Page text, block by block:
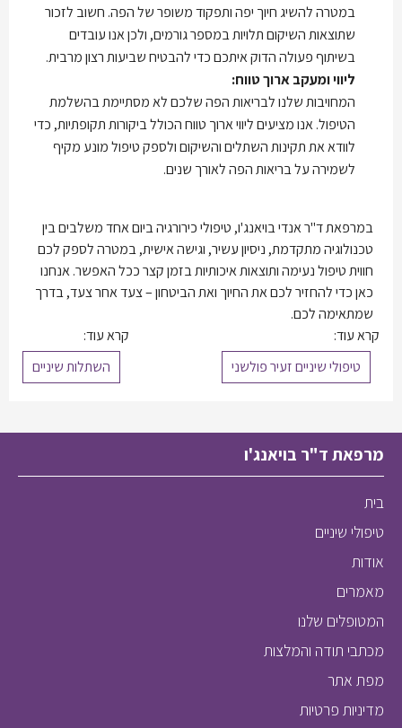
במטרה להשיג חיוך יפה ותפקוד משופר של הפה. חשוב לזכור
שתוצאות השיקום תלויות במספר גורמים, ולכן אנו עובדים
בשיתוף פעולה הדוק איתכם כדי להבטיח שביעות רצון מרבית.
ליווי ומעקב ארוך טווח:
המחויבות שלנו לבריאות הפה שלכם לא מסתיימת בהשלמת
הטיפול. אנו מציעים ליווי ארוך טווח הכולל ביקורות תקופתיות, כדי
לוודא את תקינות השתלים והשיקום ולספק טיפול מונע מקיף
לשמירה על בריאות הפה לאורך שנים.
במרפאת ד"ר אנדי בויאנג'ו, טיפולי כירורגיה ביום אחד משלבים בין
טכנולוגיה מתקדמת, ניסיון עשיר, וגישה אישית, במטרה לספק לכם
חווית טיפול נעימה ותוצאות איכותיות בזמן קצר ככל האפשר. אנחנו
כאן כדי להחזיר לכם את החיוך ואת הביטחון – צעד אחר צעד, בדרך
שמתאימה לכם.
קרא עוד:
טיפולי שיניים זעיר פולשני
קרא עוד:
השתלות שיניים
מרפאת ד"ר בויאנג'ו
בית
טיפולי שיניים
אודות
מאמרים
המטופלים שלנו
מכתבי תודה והמלצות
מפת אתר
מדיניות פרטיות